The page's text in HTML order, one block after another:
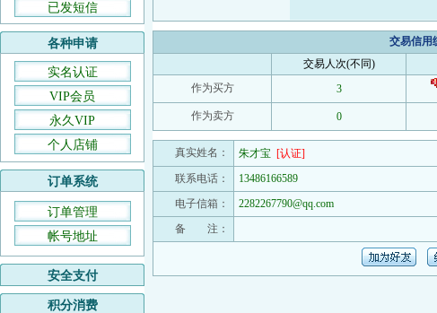
已发短信
各种申请
实名认证
VIP会员
永久VIP
个人店铺
订单系统
订单管理
帐号地址
安全支付
积分消费
交易信用
交易人次(不同)
作为买方
3
作为卖方 0
真实姓名： 朱才宝 [认证]
联系电话：
13486166589
电子信箱：
2282267790@qq.com
备 注：